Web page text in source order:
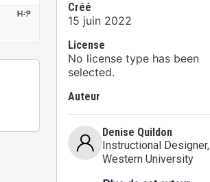
Créé
15 juin 2022
License
No license type has been
selected.
Auteur
Denise Quildon
Instructional Designer,
Western University